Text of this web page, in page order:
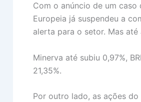
Com o anúncio de um
Europeia já suspendeu a
alerta para o setor. Mas
Minerva até subiu 0,97%,
21,35%.
Por outro lado, as ações